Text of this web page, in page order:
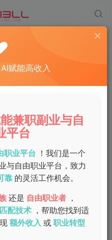
，快速赚取日结工资揭
0 42
的选择。网上兼职的种类繁
为你提供选择可靠网上兼职
日结工资的技巧。
解网上兼职的主要类型。常
赋能高收入
兼职副业与自
平台
职业平台
！我们是一个
与自由职业平台，致力
靠 的灵活工作机会。
还是 自由职业者
，
配技术
，帮助您找到适
额外收入 或 职业转型